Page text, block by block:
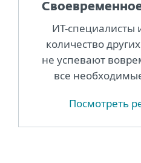
ИТ-
количество
не успевают
все
Посмотреть